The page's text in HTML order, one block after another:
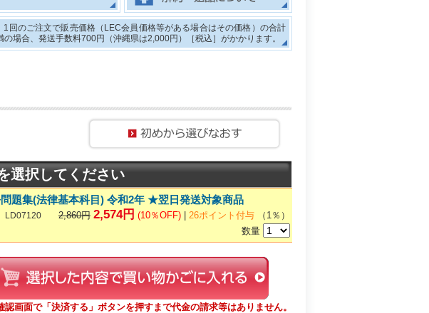
1回のご注文で販売価格（LEC会員価格等がある場合はその価格）の合計
場合、発送手数料700円（沖縄県は2,000円）［税込］がかかります。
選択してください
題集(法律基本科目) 令和2年 ★翌日発送対象商品
LD07120 2,860円 2,574円 (10％OFF) 26ポイント付与
（1％）
数量
画面で「決済する」ボタンを押すまで代金の請求等はありません。